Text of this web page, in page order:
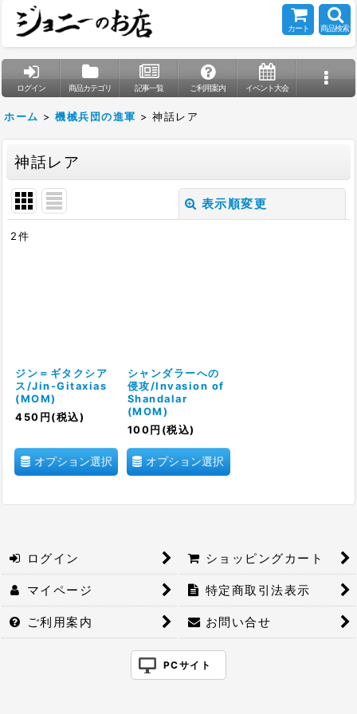
カート 商品検索
ログイン 商品カテゴリ 記事一覧 ご利用案内 イベント大会
ホーム > 機械兵団の進軍 > 神話レア
神話レア
表示順変更
絞り込む
2件
ジン＝ギタクシア
ス/Jin-Gitaxias
(MOM)
450 円 (税込)
オプション選択
シャンダラーへの
侵攻/Invasion of
Shandalar
(MOM)
100 円 (税込)
オプション選択
ログイン ショッピングカート
マイページ 特定商取引法表示
ご利用案内 お問い合せ
PCサイト